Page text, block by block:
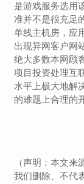
是游戏服务选用
准并不是很充足
单线主机房，应
出现异网客户网
绝大多数本网顾
项目投资处理互
水平上极大地解
的难题上合理的
（声明：本文
我们删除、不代